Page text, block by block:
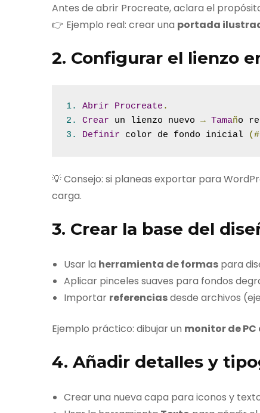
Antes de abrir Procreate, aclara el
👉 Ejemplo real: crear una portada
2. Configurar el lienzo
1. Abrir Procreate .
2.
Crear un lienzo nuevo → Tamaño
3.
Definir color de fondo inicial (#
💡 Consejo: si planeas exportar para
carga.
3. Crear la base del
Usar la herramienta de formas para
Aplicar pinceles suaves para fondos
Importar referenciasdesde archivos
Ejemplo práctico: dibujar un monitor de
4. Añadir detalles y
Crear una nueva capa para iconos y